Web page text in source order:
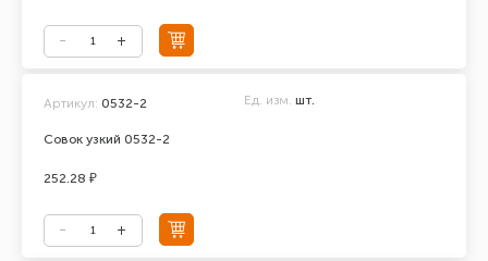
Совок узкий 0532-2
Артикул: 0532-2 Ед. изм. шт.
252.28 ₽